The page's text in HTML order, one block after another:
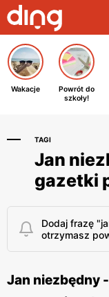
Wakacje
Powrót do
szkoły!
TAGI
Jan
gazetki
Dodaj frazę
otrzymasz
Jan niezbędny